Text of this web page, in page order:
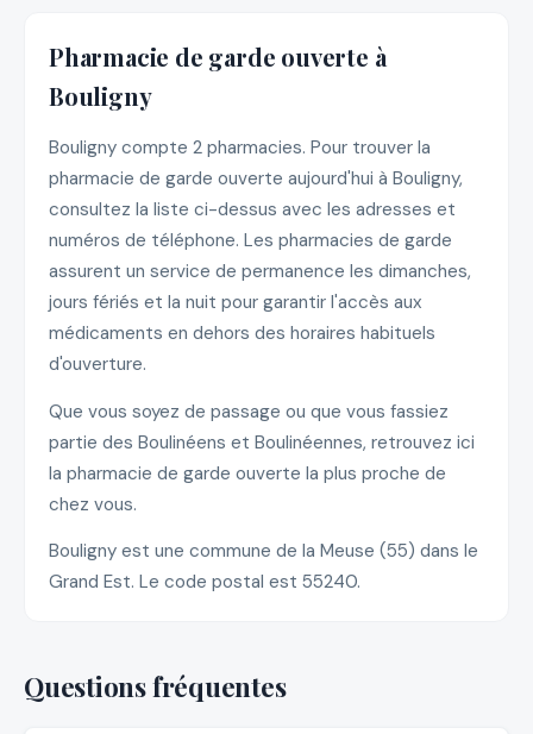
Pharmacie de garde ouverte à
Bouligny
Bouligny compte 2 pharmacies. Pour trouver la
pharmacie de garde ouverte aujourd'hui à Bouligny,
consultez la liste ci-dessus avec les adresses et
numéros de téléphone. Les pharmacies de garde
assurent un service de permanence les dimanches,
jours fériés et la nuit pour garantir l'accès aux
médicaments en dehors des horaires habituels
d'ouverture.
Que vous soyez de passage ou que vous fassiez
partie des Boulinéens et Boulinéennes, retrouvez ici
la pharmacie de garde ouverte la plus proche de
chez vous.
Bouligny est une commune de la Meuse (55) dans le
Grand Est. Le code postal est 55240.
Questions fréquentes